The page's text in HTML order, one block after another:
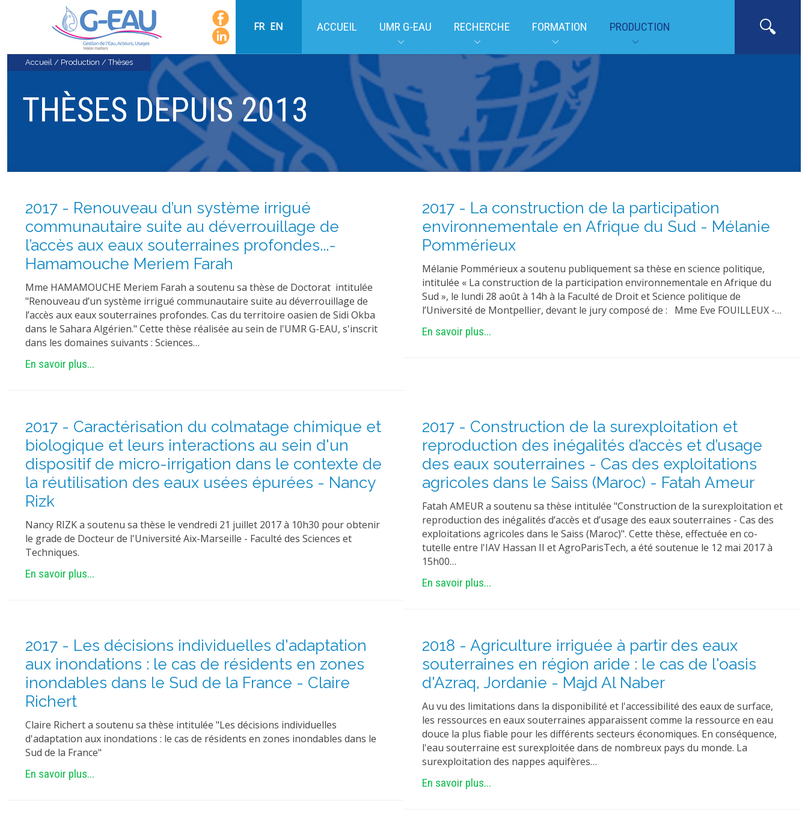
FR EN ACCUEIL UMR G-EAU RECHERCHE FORMATION PRODUCTION
Accueil / Production /Thèses
THÈSES DEPUIS 2013
2017 - Renouveau d’un système irrigué
communautaire suite au déverrouillage de
l’accès aux eaux souterraines profondes...-
Hamamouche Meriem Farah
Mme HAMAMOUCHE Meriem Farah a soutenu sa thèse de Doctorat intitulée
"Renouveau d’un système irrigué communautaire suite au déverrouillage de
l’accès aux eaux souterraines profondes. Cas du territoire oasien de Sidi Okba
dans le Sahara Algérien." Cette thèse réalisée au sein de l'UMR G-EAU, s'inscrit
dans les domaines suivants : Sciences…
En savoir plus...
2017 - La construction de la participation
environnementale en Afrique du Sud - Mélanie
Pommérieux
Mélanie Pommérieux a soutenu publiquement sa thèse en science politique,
intitulée « La construction de la participation environnementale en Afrique du
Sud », le lundi 28 août à 14h à la Faculté de Droit et Science politique de
l’Université de Montpellier, devant le jury composé de : Mme Eve FOUILLEUX -…
En savoir plus...
2017 - Caractérisation du colmatage chimique et
biologique et leurs interactions au sein d'un
dispositif de micro-irrigation dans le contexte de
la réutilisation des eaux usées épurées - Nancy
Rizk
Nancy RIZK a soutenu sa thèse le vendredi 21 juillet 2017 à 10h30 pour obtenir
le grade de Docteur de l'Université Aix-Marseille - Faculté des Sciences et
Techniques.
En savoir plus...
2017 - Construction de la surexploitation et
reproduction des inégalités d’accès et d’usage
des eaux souterraines - Cas des exploitations
agricoles dans le Saiss (Maroc) - Fatah Ameur
Fatah AMEUR a soutenu sa thèse intitulée "Construction de la surexploitation et
reproduction des inégalités d’accès et d’usage des eaux souterraines - Cas des
exploitations agricoles dans le Saiss (Maroc)". Cette thèse, effectuée en co-
tutelle entre l'IAV Hassan II et AgroParisTech, a été soutenue le 12 mai 2017 à
15h00…
En savoir plus...
2017 - Les décisions individuelles d'adaptation
aux inondations : le cas de résidents en zones
inondables dans le Sud de la France - Claire
Richert
Claire Richert a soutenu sa thèse intitulée "Les décisions individuelles
d'adaptation aux inondations : le cas de résidents en zones inondables dans le
Sud de la France"
En savoir plus...
2018 - Agriculture irriguée à partir des eaux
souterraines en région aride : le cas de l'oasis
d'Azraq, Jordanie - Majd Al Naber
Au vu des limitations dans la disponibilité et l'accessibilité des eaux de surface,
les ressources en eaux souterraines apparaissent comme la ressource en eau
douce la plus fiable pour les différents secteurs économiques. En conséquence,
l'eau souterraine est surexploitée dans de nombreux pays du monde. La
surexploitation des nappes aquifères…
En savoir plus...